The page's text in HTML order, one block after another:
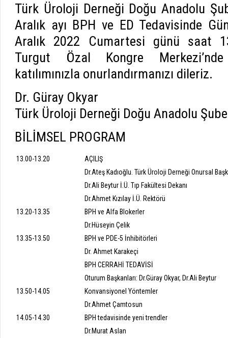
Türk Üroloji Derneği Doğu Anadolu
Aralık ayı BPH ve ED Tedavisinde
Aralık 2022 Cumartesi günü saat
Turgut Özal Kongre Merkezi’nde
katılımınızla onurlandırmanızı dileriz.
Dr. Güray Okyar
Türk Üroloji Derneği Doğu Anadolu
BİLİMSEL PROGRAM
13.00-13.20
AÇILIŞ
Dr.Ateş Kadıoğlu. Türk Üroloji Derneği Onursal
Dr.Ali Beytur İ.Ü. Tıp Fakültesi Dekanı
Dr.Ahmet Kızılay İ.Ü. Rektörü
13.20-13.35
BPH ve Alfa Blokerler
Dr.Hüseyin Çelik
13.35-13.50
BPH ve PDE-5 İnhibitörleri
Dr. Ahmet Karakeçi
BPH CERRAHİ TEDAVİSİ
Oturum Başkanları: Dr.Güray Okyar, Dr.Ali Beytur
13.50-14.05
Konvansiyonel Yöntemler
Dr.Ahmet Çamtosun
14.05-14.30
BPH tedavisinde yeni trendler
Dr.Murat Aslan